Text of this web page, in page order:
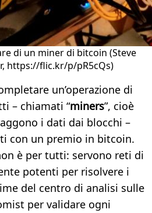
di un miner di bitcoin (Steve
https://flic.kr/p/pR5cQs)
un’operazione di
– chiamati “miners”, cioè
i dati dai blocchi –
con un premio in bitcoin.
è per tutti: servono reti di
potenti per risolvere i
del centro di analisi sulle
per validare ogni